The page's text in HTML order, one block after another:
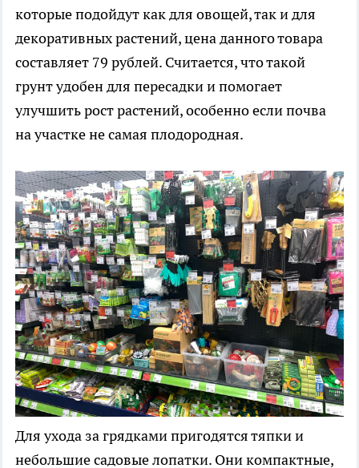
которые подойдут как для овощей, так и для
декоративных растений, цена данного товара
составляет 79 рублей. Считается, что такой
грунт удобен для пересадки и помогает
улучшить рост растений, особенно если почва
на участке не самая плодородная.
Для ухода за грядками пригодятся тяпки и
небольшие садовые лопатки. Они компактные,